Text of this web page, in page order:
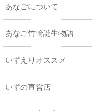
あなごについて
あなご竹輪誕生物語
いずえりオススメ
いずの直営店